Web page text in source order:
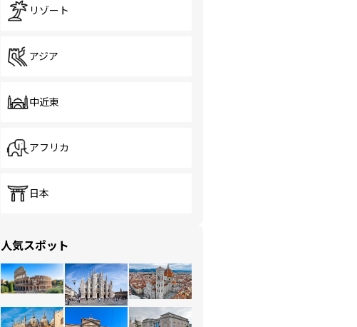
リゾート
アジア
中近東
アフリカ
日本
人気スポット